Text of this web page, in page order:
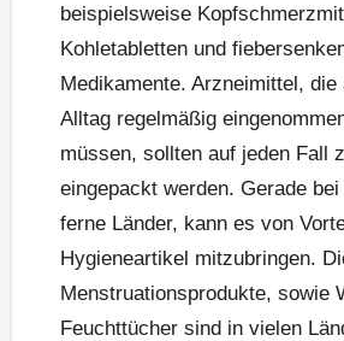
beispielsweise
Kohletabletten und
Medikamente. Arzneimittel, die
Alltag regelmäßig
müssen, sollten auf jeden Fall
eingepackt werden. Gerade
ferne Länder, kann es von
Hygieneartikel mitzubringen.
Menstruationsprodukte, sowie
Feuchttücher sind in vielen